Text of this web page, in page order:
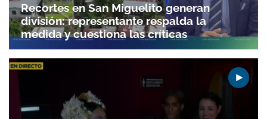
ACEPTAR
Recortes en San Miguelito generan
división: representante respalda la
medida y cuestiona las críticas